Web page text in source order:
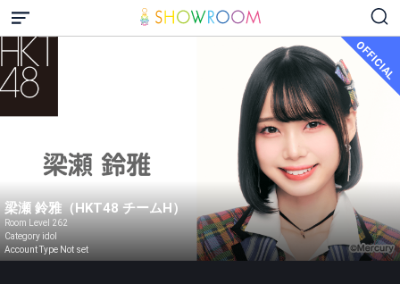
OFFICIAL
梁瀬 鈴雅（HKT48 チームH）
Room Level 262
Category idol
Account Type Not set